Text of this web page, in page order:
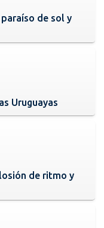
de sol y
Uruguayas
de ritmo y